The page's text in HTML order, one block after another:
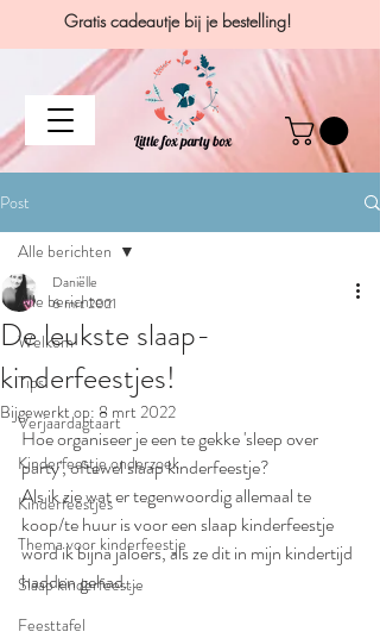
Gratis cadeautje bij je bestelling!
Post
Alle berichten
Welkom
Tips
Verjaardagtaart
Kinderfeestje onderzoek
Kinderfeestjes
Thema voor kinderfeestje
Slaap kinderfeestje
Feesttafel
Alle berichten
De leukste slaap-
kinderfeestjes!
Daniëlle
6 mrt 2021
Bijgewerkt op: 8 mrt 2022
Hoe organiseer je een te gekke 'sleep over
party', oftewel slaap kinderfeestje?
Als ik zie wat er tegenwoordig allemaal te
koop/te huur is voor een slaap kinderfeestje
word ik bijna jaloers, als ze dit in mijn kindertijd
hadden gehad....